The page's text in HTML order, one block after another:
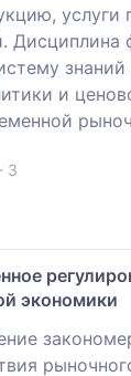
услуги
Дисциплина
и
3
экономики